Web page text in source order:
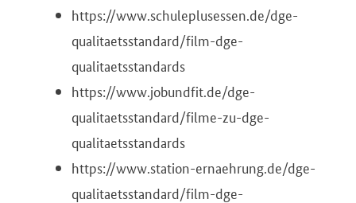
https://www.schuleplusessen.de/dge-
qualitaetsstandard/film-dge-
qualitaetsstandards
https://www.jobundfit.de/dge-
qualitaetsstandard/filme-zu-dge-
qualitaetsstandards
https://www.station-ernaehrung.de/dge-
qualitaetsstandard/film-dge-